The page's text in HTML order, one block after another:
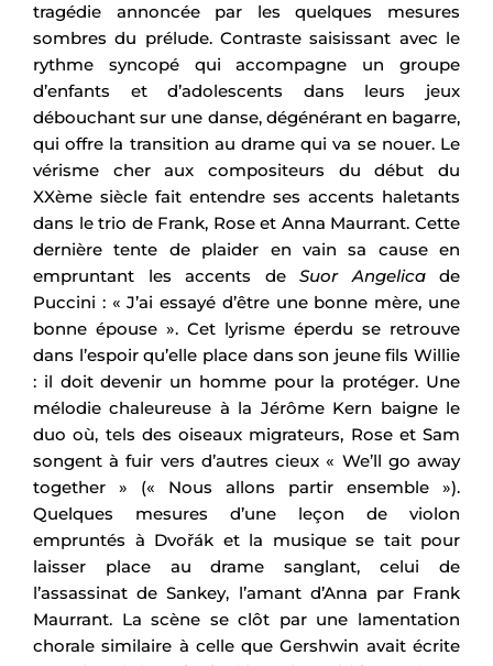
tragédie annoncée par les quelques mesures
sombres du prélude. Contraste saisissant avec le
rythme syncopé qui accompagne un groupe
d’enfants et d’adolescents dans leurs jeux
débouchant sur une danse, dégénérant en bagarre,
qui offre la transition au drame qui va se nouer. Le
vérisme cher aux compositeurs du début du
XXème siècle fait entendre ses accents haletants
dans le trio de Frank, Rose et Anna Maurrant. Cette
dernière tente de plaider en vain sa cause en
empruntant les accents de Suor Angelicade
Puccini : « J’ai essayé d’être une bonne mère, une
bonne épouse ». Cet lyrisme éperdu se retrouve
dans l’espoir qu’elle place dans son jeune fils Willie
: il doit devenir un homme pour la protéger. Une
mélodie chaleureuse à la Jérôme Kern baigne le
duo où, tels des oiseaux migrateurs, Rose et Sam
songent à fuir vers d’autres cieux « We’ll go away
together » (« Nous allons partir ensemble »).
Quelques mesures d’une leçon de violon
empruntés à Dvořák et la musique se tait pour
laisser place au drame sanglant, celui de
l’assassinat de Sankey, l’amant d’Anna par Frank
Maurrant. La scène se clôt par une lamentation
chorale similaire à celle que Gershwin avait écrite